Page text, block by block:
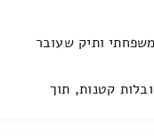
ותיק שעובר
קטנות, תוך